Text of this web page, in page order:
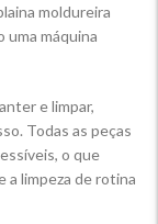
moldureira
uma máquina
e limpar,
Todas as peças
o que
a limpeza de rotina